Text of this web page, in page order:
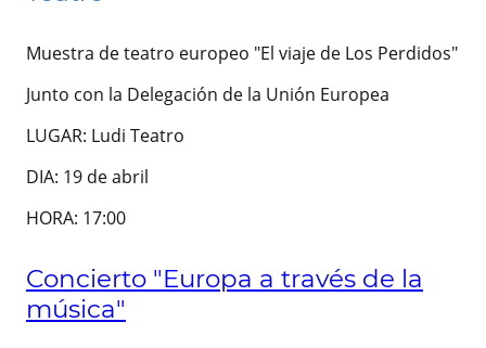
Muestra de teatro europeo "El viaje de Los Perdidos"
Junto con la Delegación de la Unión Europea
LUGAR: Ludi Teatro
DIA: 19 de abril
HORA: 17:00
Concierto "Europa a través de la
música"